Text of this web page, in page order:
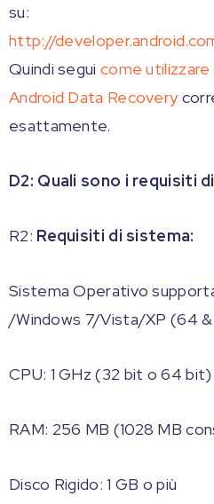
su:
http://
Quindi segui come
Android Data Recovery
esattamente.
D2: Quali sono i requisiti
R2: Requisiti di sistema:
Sistema Operativo
/Windows 7/Vista/XP (64
CPU: 1 GHz (32 bit o 64 bit)
RAM: 256 MB (1028 MB
Disco Rigido: 1 GB o più